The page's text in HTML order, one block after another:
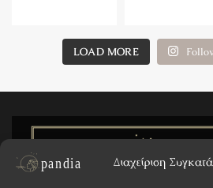
Διαχείριση
LOAD MORE